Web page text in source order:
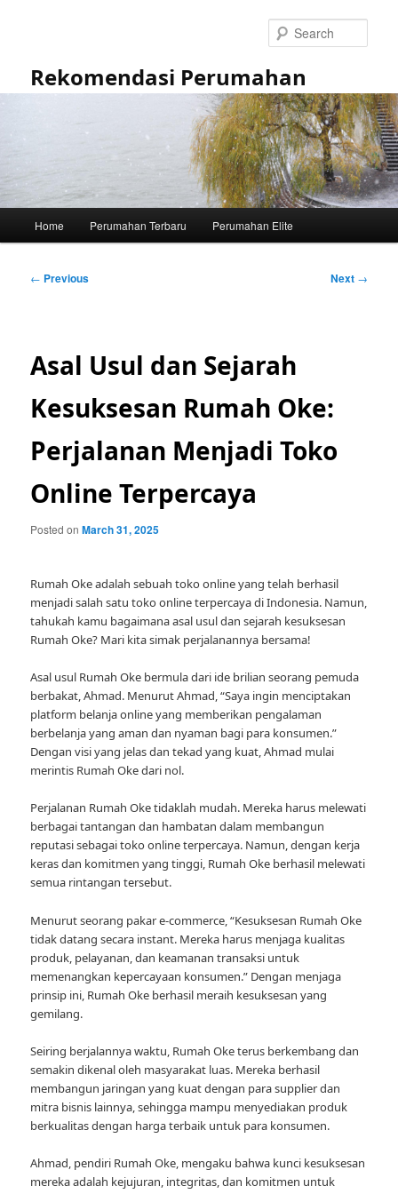
Rekomendasi Perumahan
Home Perumahan Terbaru Perumahan Elite
Post
← Previous Next →
Asal Usul dan Sejarah
Kesuksesan Rumah Oke:
Perjalanan Menjadi Toko
Online Terpercaya
Posted onMarch 31, 2025
Rumah Oke adalah sebuah toko online yang telah berhasil
menjadi salah satu toko online terpercaya di Indonesia. Namun,
tahukah kamu bagaimana asal usul dan sejarah kesuksesan
Rumah Oke? Mari kita simak perjalanannya bersama!
Asal usul Rumah Oke bermula dari ide brilian seorang pemuda
berbakat, Ahmad. Menurut Ahmad, “Saya ingin menciptakan
platform belanja online yang memberikan pengalaman
berbelanja yang aman dan nyaman bagi para konsumen.”
Dengan visi yang jelas dan tekad yang kuat, Ahmad mulai
merintis Rumah Oke dari nol.
Perjalanan Rumah Oke tidaklah mudah. Mereka harus melewati
berbagai tantangan dan hambatan dalam membangun
reputasi sebagai toko online terpercaya. Namun, dengan kerja
keras dan komitmen yang tinggi, Rumah Oke berhasil melewati
semua rintangan tersebut.
Menurut seorang pakar e-commerce, “Kesuksesan Rumah Oke
tidak datang secara instant. Mereka harus menjaga kualitas
produk, pelayanan, dan keamanan transaksi untuk
memenangkan kepercayaan konsumen.” Dengan menjaga
prinsip ini, Rumah Oke berhasil meraih kesuksesan yang
gemilang.
Seiring berjalannya waktu, Rumah Oke terus berkembang dan
semakin dikenal oleh masyarakat luas. Mereka berhasil
membangun jaringan yang kuat dengan para supplier dan
mitra bisnis lainnya, sehingga mampu menyediakan produk
berkualitas dengan harga terbaik untuk para konsumen.
Ahmad, pendiri Rumah Oke, mengaku bahwa kunci kesuksesan
mereka adalah kejujuran, integritas, dan komitmen untuk